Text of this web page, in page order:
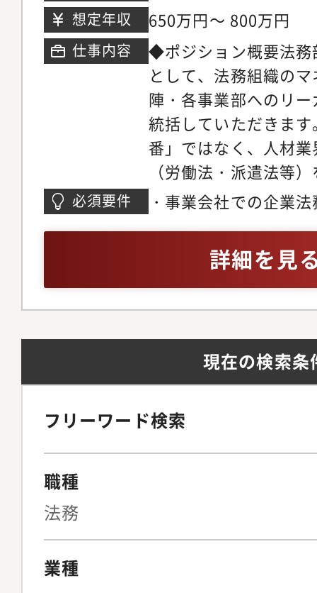
際ビル3階
想定年収 650万円～ 800万円
仕事内容
◆ポジション概要法務
として、法務組織の
陣・各事業部へのリ
統括していただきま
番」ではなく、人材
（労働法・派遣法等
事業成長とガバナン
備を見据えた組織体
法務の観点から経営
プライアンス文化を
る牽引役を担ってい
ジメント・法務戦略
ト（メンバーの育成
理）全社的なリーガ
よび中長期的な法務
の折衝・連携および
営陣に対する法的論
必須要件
・事業会社での企業
ジネスレベル※英語
詳細を見
現在の検索条
フリーワード検索
職種
法務
業種